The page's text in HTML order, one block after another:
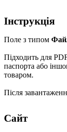
Інструкція
Поле з типом
Підходить для
паспорта або
товаром.
Після
Сайт